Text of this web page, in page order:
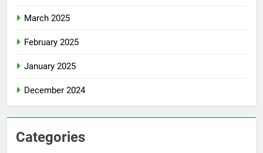
March 2025
February 2025
January 2025
December 2024
Categories